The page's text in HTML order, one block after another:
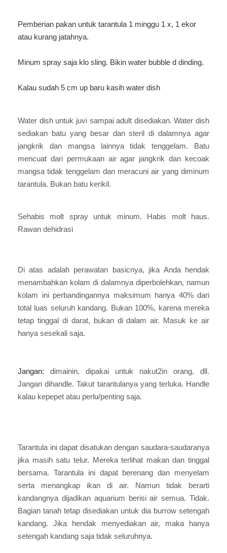
Pemberian pakan untuk tarantula 1 minggu 1 x, 1 ekor
atau kurang jatahnya.
Minum spray saja klo sling. Bikin water bubble d dinding.
Kalau sudah 5 cm up baru kasih water dish
Water dish untuk juvi sampai adult disediakan. Water dish
sediakan batu yang besar dan steril di dalamnya agar
jangkrik dan mangsa lainnya tidak tenggelam. Batu
mencuat dari permukaan air agar jangkrik dan kecoak
mangsa tidak tenggelam dan meracuni air yang diminum
tarantula. Bukan batu kerikil.
Sehabis molt spray untuk minum. Habis molt haus.
Rawan dehidrasi
Di atas adalah perawatan basicnya, jika Anda hendak
menambahkan kolam di dalamnya diperbolehkan, namun
kolam ini perbandingannya maksimum hanya 40% dari
total luas seluruh kandang. Bukan 100%, karena mereka
tetap tinggal di darat, bukan di dalam air. Masuk ke air
hanya sesekali saja.
Jangan: dimainin, dipakai untuk nakut2in orang, dll.
Jangan dihandle. Takut tarantulanya yang terluka. Handle
kalau kepepet atau perlu/penting saja.
Tarantula ini dapat disatukan dengan saudara-saudaranya
jika masih satu telur. Mereka terlihat makan dan tinggal
bersama. Tarantula ini dapat berenang dan menyelam
serta menangkap ikan di air. Namun tidak berarti
kandangnya dijadikan aquarium berisi air semua. Tidak.
Bagian tanah tetap disediakan untuk dia burrow setengah
kandang. Jika hendak menyediakan air, maka hanya
setengah kandang saja tidak seluruhnya.